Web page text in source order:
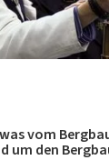
vom
um den